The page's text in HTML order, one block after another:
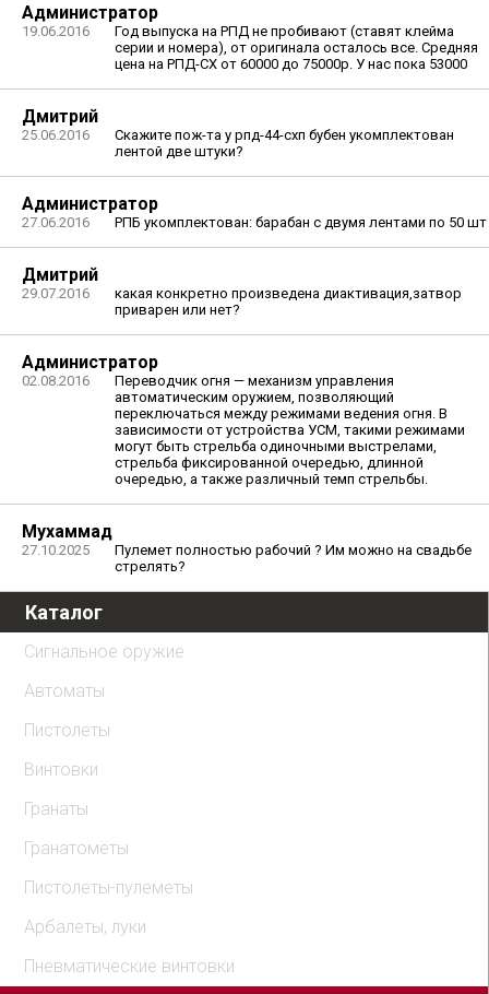
Администратор
19.06.2016
Год выпуска на РПД не пробивают (ставят клейма
серии и номера), от оригинала осталось все. Средняя
цена на РПД-СХ от 60000 до 75000р. У нас пока 53000
Дмитрий
25.06.2016
Скажите пож-та у рпд-44-схп бубен укомплектован
лентой две штуки?
Администратор
27.06.2016 РПБ укомплектован: барабан с двумя лентами по 50 шт
Дмитрий
29.07.2016
какая конкретно произведена диактивация,затвор
приварен или нет?
Администратор
02.08.2016
Переводчик огня — механизм управления
автоматическим оружием, позволяющий
переключаться между режимами ведения огня. В
зависимости от устройства УСМ, такими режимами
могут быть стрельба одиночными выстрелами,
стрельба фиксированной очередью, длинной
очередью, а также различный темп стрельбы.
Мухаммад
27.10.2025
Пулемет полностью рабочий ? Им можно на свадьбе
стрелять?
Каталог
Сигнальное оружие
Автоматы
Пистолеты
Винтовки
Гранаты
Гранатомёты
Пистолеты-пулеметы
Арбалеты, луки
Пневматические винтовки